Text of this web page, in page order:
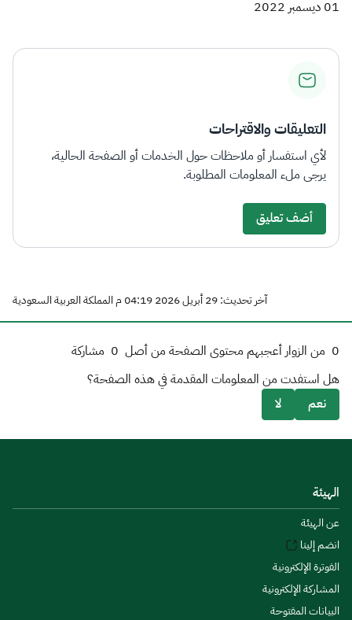
01 ديسمبر 2022
التعليقات والاقتراحات
لأي استفسار أو ملاحظات حول الخدمات أو الصفحة الحالية،
يرجى ملء المعلومات المطلوبة.
أضف تعليق
آخر تحديث: 29 أبريل 2026 04:19 م المملكة العربية السعودية
0 من الزوار أعجبهم محتوى الصفحة من أصل 0 مشاركة
هل استفدت من المعلومات المقدمة في هذه الصفحة؟
نعم
لا
الهيئة
عن الهيئة
انضم إلينا
الفوترة الإلكترونية
المشاركة الإلكترونية
البيانات المفتوحة